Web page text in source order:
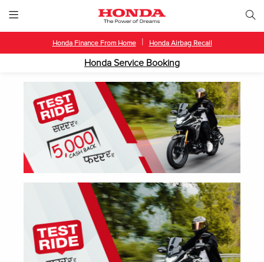
Honda Finance From Home Honda Airbag Recall
Honda Service Booking